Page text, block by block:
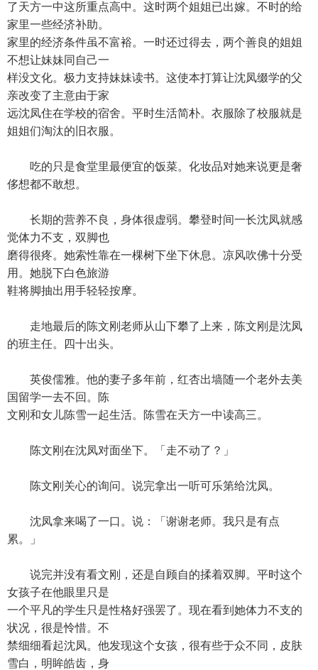
了天方一中这所重点高中。这时两个姐姐已出嫁。不时的给
家里一些经济补助。
家里的经济条件虽不富裕。一时还过得去，两个善良的姐姐
不想让妹妹同自己一
样没文化。极力支持妹妹读书。这使本打算让沈凤缀学的父
亲改变了主意由于家
远沈凤住在学校的宿舍。平时生活简朴。衣服除了校服就是
姐姐们淘汰的旧衣服。
吃的只是食堂里最便宜的饭菜。化妆品对她来说更是奢
侈想都不敢想。
长期的营养不良，身体很虚弱。攀登时间一长沈凤就感
觉体力不支，双脚也
磨得很疼。她索性靠在一棵树下坐下休息。凉风吹佛十分受
用。她脱下白色旅游
鞋将脚抽出用手轻轻按摩。
走地最后的陈文刚老师从山下攀了上来，陈文刚是沈凤
的班主任。四十出头。
英俊儒雅。他的妻子多年前，红杏出墙随一个老外去美
国留学一去不回。陈
文刚和女儿陈雪一起生活。陈雪在天方一中读高三。
陈文刚在沈凤对面坐下。「走不动了？」
陈文刚关心的询问。说完拿出一听可乐第给沈凤。
沈凤拿来喝了一口。说：「谢谢老师。我只是有点
累。」
说完并没有看文刚，还是自顾自的揉着双脚。平时这个
女孩子在他眼里只是
一个平凡的学生只是性格好强罢了。现在看到她体力不支的
状况，很是怜惜。不
禁细细看起沈凤。他发现这个女孩，很有些于众不同，皮肤
雪白，明眸皓齿，身